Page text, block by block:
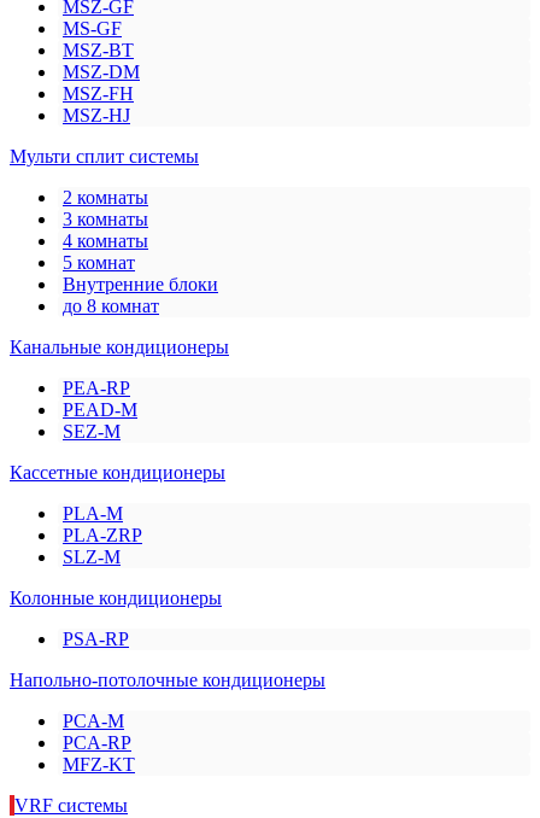
MSZ-GF
MS-GF
MSZ-BT
MSZ-DM
MSZ-FH
MSZ-HJ
Мульти сплит системы
2 комнаты
3 комнаты
4 комнаты
5 комнат
Внутренние блоки
до 8 комнат
Канальные кондиционеры
PEA-RP
PEAD-M
SEZ-M
Кассетные кондиционеры
PLA-M
PLA-ZRP
SLZ-M
Колонные кондиционеры
PSA-RP
Напольно-потолочные кондиционеры
PCA-M
PCA-RP
MFZ-KT
VRF системы